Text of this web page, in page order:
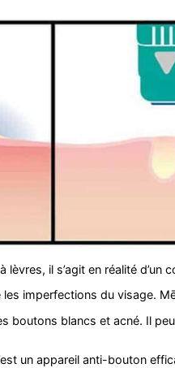
il s’agit en réalité d’un
imperfections du visage.
boutons blancs et acné. Il
un appareil anti-bouton